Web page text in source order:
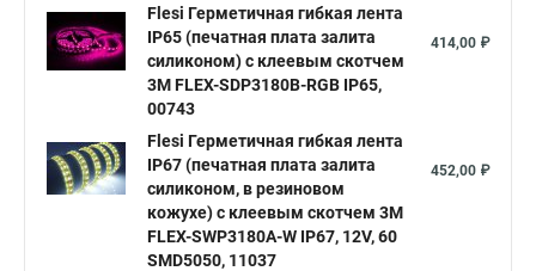
Flesi Герметичная гибкая лента
IP65 (печатная плата залита
силиконом) с клеевым скотчем
3М FLEX-SDP3180B-RGB IP65,
00743
414,00 ₽
Flesi Герметичная гибкая лента
IP67 (печатная плата залита
силиконом, в резиновом
кожухе) с клеевым скотчем 3М
FLEX-SWP3180A-W IP67, 12V, 60
SMD5050, 11037
452,00 ₽